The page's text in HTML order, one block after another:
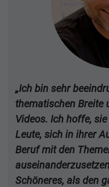
„Ich bin sehr
thematischen Breite
Videos. Ich hoffe,
Leute, sich in ihrer
Beruf mit den
Schöneres, als den